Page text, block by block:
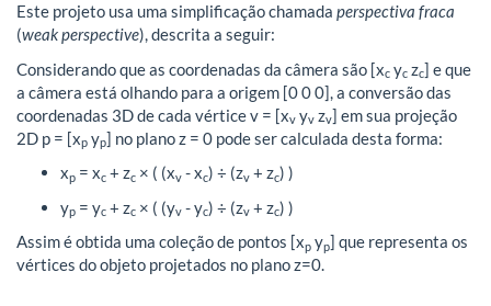
Este projeto usa uma simplificação chamada perspectiva fraca
(weak perspective), descrita a seguir:
Considerando que as coordenadas da câmera são [xc yc zc] e que
a câmera está olhando para a origem [0 0 0], a conversão das
coordenadas 3D de cada vértice v = [xv yv zv] em sua projeção
2D p = [xp yp] no plano z = 0 pode ser calculada desta forma:
xp = xc + zc × ( (xv - xc) ÷ (zv + zc) )
yp = yc + zc × ( (yv - yc) ÷ (zv + zc) )
Assim é obtida uma coleção de pontos [xp yp] que representa os
vértices do objeto projetados no plano z=0.